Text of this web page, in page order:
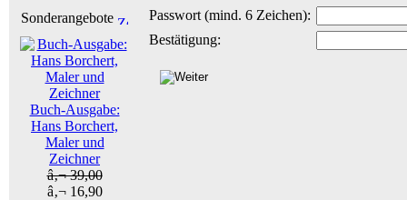
Sonderangebote
Buch-Ausgabe:
Hans Borchert,
Maler und
Zeichner
â‚¬ 39,00
â‚¬ 16,90
Passwort (mind. 6 Zeichen):
Bestätigung: